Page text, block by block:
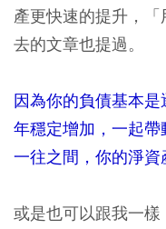
產更快速的提升，
去的文章也提過。
因為你的負債基本
年穩定增加，一起
一往之間，你的淨資
或是也可以跟我一